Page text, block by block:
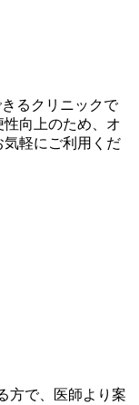
るクリニックで
向上のため、オ
気軽にご利用くだ
方で、医師より案